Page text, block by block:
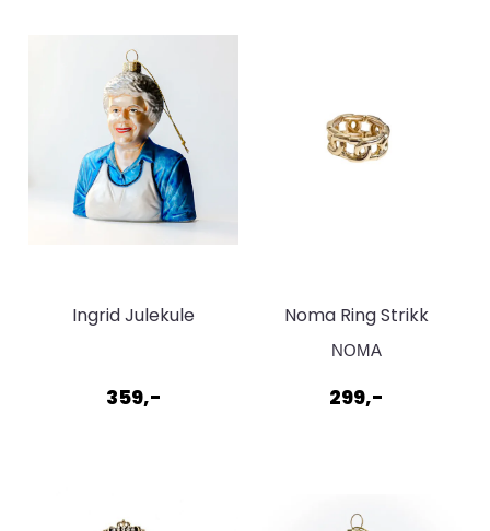
Ingrid Julekule
359,-
Noma Ring Strikk
Lenke Gullfarget
NOMA
299,-